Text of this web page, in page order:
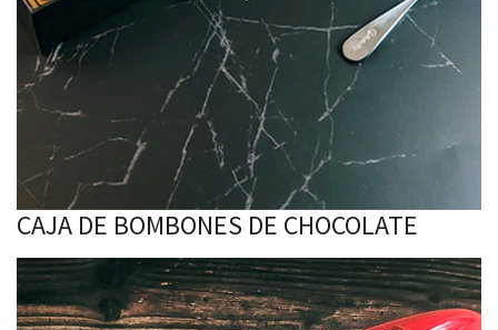
CAJA DE BOMBONES DE CHOCOLATE